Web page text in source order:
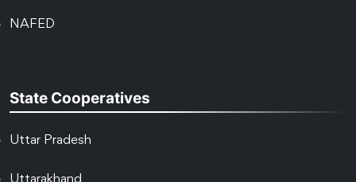
NAFED
State Cooperatives
Uttar Pradesh